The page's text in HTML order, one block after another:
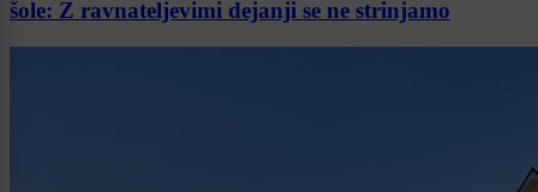
šole: Z ravnateljevimi dejanji se ne strinjamo